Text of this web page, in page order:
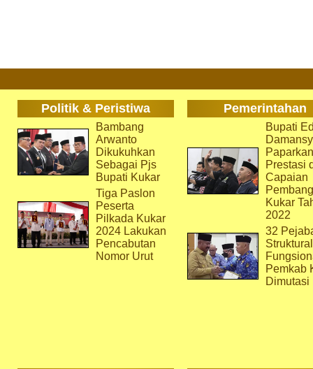
Politik & Peristiwa Pemerintahan
Bambang
Arwanto
Dikukuhkan
Sebagai Pjs
Bupati Kukar
Tiga Paslon
Peserta
Pilkada Kukar
2024 Lakukan
Pencabutan
Nomor Urut
Bupati
Paparkan
Prestasi
Capaian
Kukar
2022
32
Pemkab
Dimutasi